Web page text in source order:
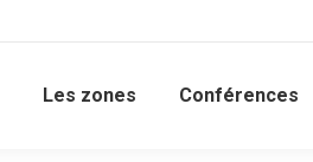
Les zones Conférences